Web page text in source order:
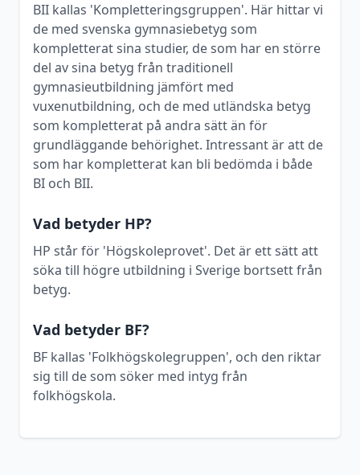
BII kallas 'Kompletteringsgruppen'. Här hittar vi
de med svenska gymnasiebetyg som
kompletterat sina studier, de som har en större
del av sina betyg från traditionell
gymnasieutbildning jämfört med
vuxenutbildning, och de med utländska betyg
som kompletterat på andra sätt än för
grundläggande behörighet. Intressant är att de
som har kompletterat kan bli bedömda i både
BI och BII.
Vad betyder HP?
HP står för 'Högskoleprovet'. Det är ett sätt att
söka till högre utbildning i Sverige bortsett från
betyg.
Vad betyder BF?
BF kallas 'Folkhögskolegruppen', och den riktar
sig till de som söker med intyg från
folkhögskola.